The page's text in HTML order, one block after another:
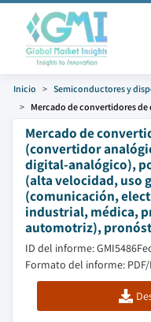
Inicio Semiconductores y
Mercado de convertidores de
Mercado de
(convertidor
digital-analógico),
(alta velocidad, uso
(comunicación,
industrial, médica,
automotriz),
ID del informe: GMI5486
Formato del informe: